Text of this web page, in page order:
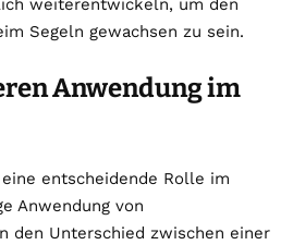
weiterentwickeln, um den
Segeln gewachsen zu sein.
Anwendung im
entscheidende Rolle im
Anwendung von
den Unterschied zwischen einer